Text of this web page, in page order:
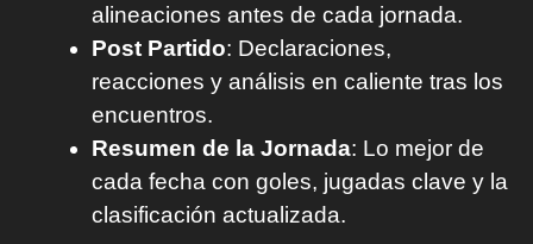
alineaciones antes de cada jornada.
Post Partido: Declaraciones,
reacciones y análisis en caliente tras los
encuentros.
Resumen de la Jornada: Lo mejor de
cada fecha con goles, jugadas clave y la
clasificación actualizada.